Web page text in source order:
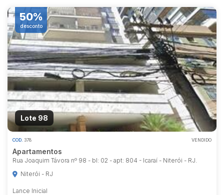
50%
desconto
Lote 98
COD. 378 VENDIDO
Apartamentos
Rua Joaquim Távora nº 98 - bl: 02 - apt: 804 - Icaraí - Niterói - RJ.
Niterói - RJ
Lance Inicial